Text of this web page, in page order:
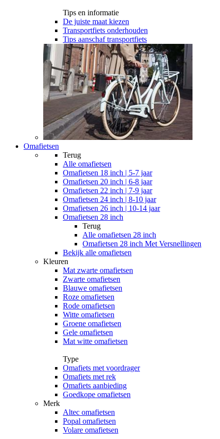
Tips en informatie
De juiste maat kiezen
Transportfiets onderhouden
Tips aanschaf transportfiets
Omafietsen
Terug
Alle omafietsen
Omafietsen 18 inch | 5-7 jaar
Omafietsen 20 inch | 6-8 jaar
Omafietsen 22 inch | 7-9 jaar
Omafietsen 24 inch | 8-10 jaar
Omafietsen 26 inch | 10-14 jaar
Omafietsen 28 inch
Terug
Alle omafietsen 28 inch
Omafietsen 28 inch Met Versnellingen
Bekijk alle omafietsen
Kleuren
Mat zwarte omafietsen
Zwarte omafietsen
Blauwe omafietsen
Roze omafietsen
Rode omafietsen
Witte omafietsen
Groene omafietsen
Gele omafietsen
Mat witte omafietsen
Type
Omafiets met voordrager
Omafiets met rek
Omafiets aanbieding
Goedkope omafietsen
Merk
Altec omafietsen
Popal omafietsen
Volare omafietsen